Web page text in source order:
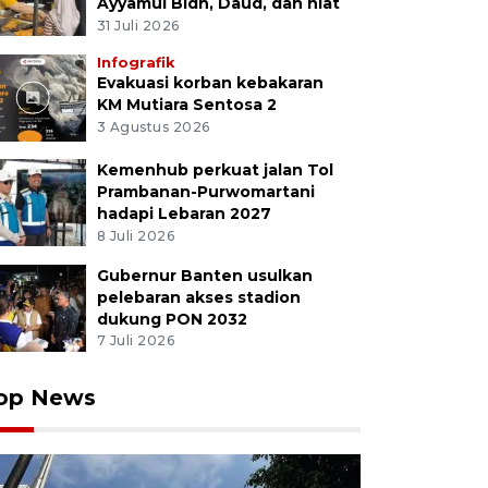
31 Juli 2026
Infografik
Evakuasi korban kebakaran
KM Mutiara Sentosa 2
3 Agustus 2026
Kemenhub perkuat jalan Tol
Prambanan-Purwomartani
hadapi Lebaran 2027
8 Juli 2026
Gubernur Banten usulkan
pelebaran akses stadion
dukung PON 2032
7 Juli 2026
News